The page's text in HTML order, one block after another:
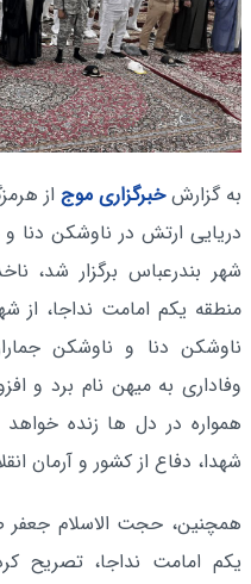
به گزارشخبرگزاری موج از
دریایی ارتش در ناوشکن دنا
شهر بندرعباس برگزار شد،
منطقه یکم امامت نداجا، از
ناوشکن دنا و ناوشکن
وفاداری به میهن نام برد و
همواره در دل ها زنده خواهد
شهدا، دفاع از کشور و آرمان
همچنین، حجت الاسلام
یکم امامت نداجا، تصریح